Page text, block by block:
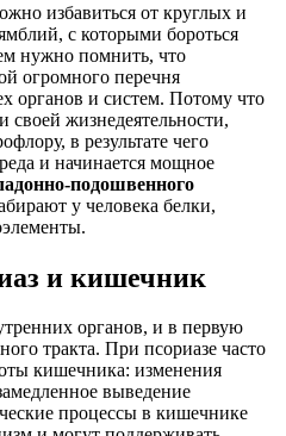
избавиться от круглых и
с которыми бороться
нужно помнить, что
огромного перечня
органов и систем. Потому что
своей жизнедеятельности,
в результате чего
и начинается мощное
подошвенного
у человека белки,
и кишечник
органов, и в первую
тракта. При псориазе часто
кишечника: изменения
выведение
процессы в кишечнике